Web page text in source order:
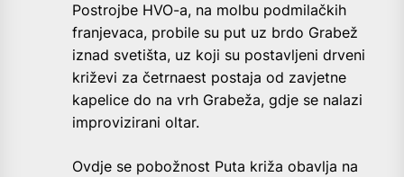
Postrojbe HVO-a, na molbu podmilačkih
franjevaca, probile su put uz brdo Grabež
iznad svetišta, uz koji su postavljeni drveni
križevi za četrnaest postaja od zavjetne
kapelice do na vrh Grabeža, gdje se nalazi
improvizirani oltar.
Ovdje se pobožnost Puta križa obavlja na